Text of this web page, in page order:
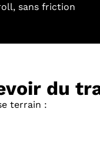
sans friction
du
terrain :